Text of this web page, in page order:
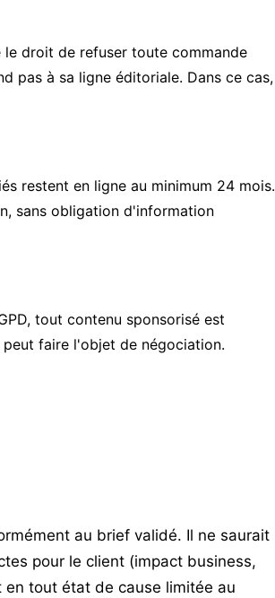
droit de refuser toute commande
pas à sa ligne éditoriale. Dans ce cas,
restent en ligne au minimum 24 mois.
sans obligation d'information
tout contenu sponsorisé est
faire l'objet de négociation.
au brief validé. Il ne saurait
pour le client (impact business,
en tout état de cause limitée au